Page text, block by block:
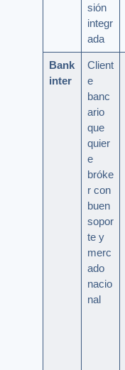
sión
integr
ada
Bank
inter
Client
e
banc
ario
que
quier
e
bróke
r con
buen
sopor
te y
merc
ado
nacio
nal